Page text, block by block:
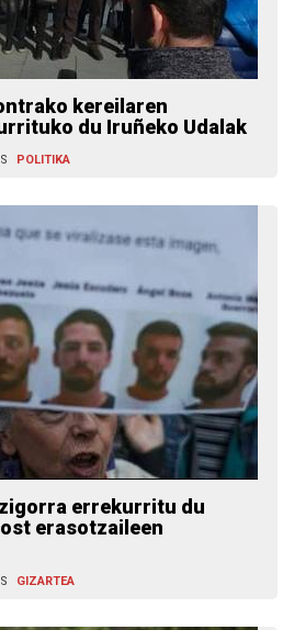
kereilaren
du Iruñeko Udalak
POLITIKA
errekurritu du
erasotzaileen
GIZARTEA